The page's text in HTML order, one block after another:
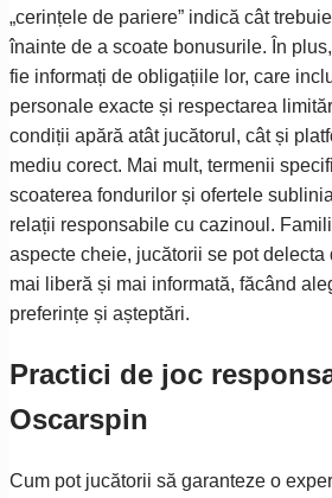
„cerințele de pariere” indică cât
înainte de a scoate bonusurile. În
fie informați de obligațiile lor, care
personale exacte și respectarea
condiții apără atât jucătorul, cât și
mediu corect. Mai mult, termenii
scoaterea fondurilor și ofertele
relații responsabile cu cazinoul.
aspecte cheie, jucătorii se pot
mai liberă și mai informată, făcând
preferințe și așteptări.
Practici de joc
Oscarspin
Cum pot jucătorii să garanteze o